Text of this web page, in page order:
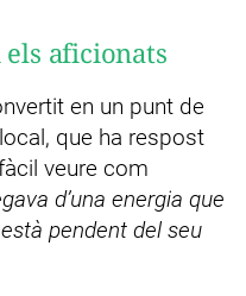
aficionats
en un punt de
que ha respost
veure com
d’una energia que
pendent del seu